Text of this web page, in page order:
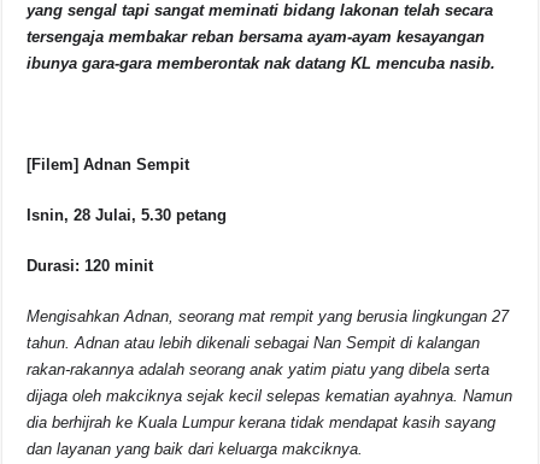
yang sengal tapi sangat meminati bidang lakonan telah secara
tersengaja membakar reban bersama ayam-ayam kesayangan
ibunya gara-gara memberontak nak datang KL mencuba nasib.
[Filem] Adnan Sempit
Isnin, 28 Julai, 5.30 petang
Durasi: 120 minit
Mengisahkan Adnan, seorang mat rempit yang berusia lingkungan 27
tahun. Adnan atau lebih dikenali sebagai Nan Sempit di kalangan
rakan-rakannya adalah seorang anak yatim piatu yang dibela serta
dijaga oleh makciknya sejak kecil selepas kematian ayahnya. Namun
dia berhijrah ke Kuala Lumpur kerana tidak mendapat kasih sayang
dan layanan yang baik dari keluarga makciknya.